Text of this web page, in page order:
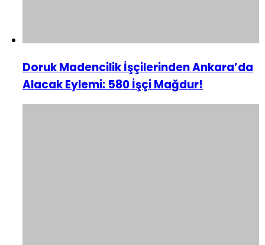
Doruk Madencilik İşçilerinden Ankara’da
Alacak Eylemi: 580 İşçi Mağdur!